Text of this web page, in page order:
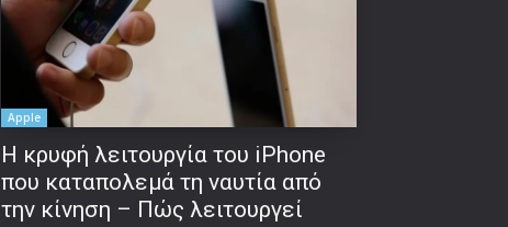
Apple
Η κρυφή λειτουργία του iPhone
που καταπολεμά τη ναυτία από
την κίνηση – Πώς λειτουργεί